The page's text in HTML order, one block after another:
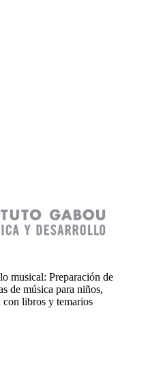
musical: Preparación de
de música para niños,
con libros y temarios